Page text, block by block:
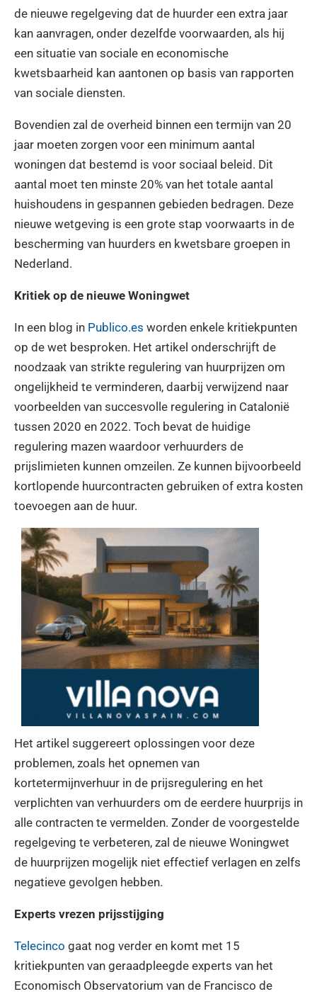
de nieuwe regelgeving dat de huurder een extra jaar
kan aanvragen, onder dezelfde voorwaarden, als hij
een situatie van sociale en economische
kwetsbaarheid kan aantonen op basis van rapporten
van sociale diensten.
Bovendien zal de overheid binnen een termijn van 20
jaar moeten zorgen voor een minimum aantal
woningen dat bestemd is voor sociaal beleid. Dit
aantal moet ten minste 20% van het totale aantal
huishoudens in gespannen gebieden bedragen. Deze
nieuwe wetgeving is een grote stap voorwaarts in de
bescherming van huurders en kwetsbare groepen in
Nederland.
Kritiek op de nieuwe Woningwet
In een blog in Publico.es worden enkele kritiekpunten
op de wet besproken. Het artikel onderschrijft de
noodzaak van strikte regulering van huurprijzen om
ongelijkheid te verminderen, daarbij verwijzend naar
voorbeelden van succesvolle regulering in Catalonië
tussen 2020 en 2022. Toch bevat de huidige
regulering mazen waardoor verhuurders de
prijslimieten kunnen omzeilen. Ze kunnen bijvoorbeeld
kortlopende huurcontracten gebruiken of extra kosten
toevoegen aan de huur.
Het artikel suggereert oplossingen voor deze
problemen, zoals het opnemen van
kortetermijnverhuur in de prijsregulering en het
verplichten van verhuurders om de eerdere huurprijs in
alle contracten te vermelden. Zonder de voorgestelde
regelgeving te verbeteren, zal de nieuwe Woningwet
de huurprijzen mogelijk niet effectief verlagen en zelfs
negatieve gevolgen hebben.
Experts vrezen prijsstijging
Telecinco gaat nog verder en komt met 15
kritiekpunten van geraadpleegde experts van het
Economisch Observatorium van de Francisco de